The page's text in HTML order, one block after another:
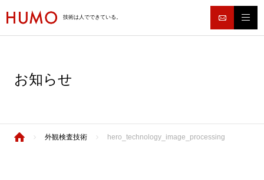
技術は人でできている。
お知らせ
外観検査技術 hero_technology_image_processing